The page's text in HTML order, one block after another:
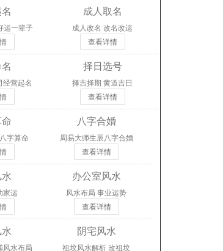
运一辈子
成人取名
成人改名 改名改运
查看详情
经营起名
择日选号
择吉择期 黄道吉日
查看详情
字算命
八字合婚
周易大师生辰八字合婚
查看详情
家运
办公室风水
风水布局 事业运势
查看详情
风水布局
阴宅风水
祖坟风水解析 改祖坟